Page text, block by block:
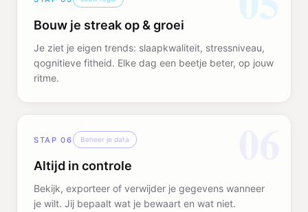
Bouw je streak op & groei
Je ziet je eigen trends: slaapkwaliteit, stressniveau,
qognitieve fitheid. Elke dag een beetje beter, op jouw
ritme.
STAP06 Beheer je data
Altijd in controle
Bekijk, exporteer of verwijder je gegevens wanneer
je wilt. Jij bepaalt wat je bewaart en wat niet.